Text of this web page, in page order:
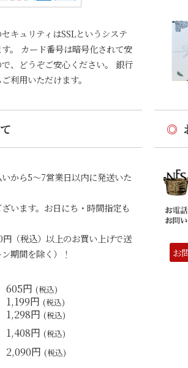
キュリティはSSLというシステ
。 カード番号は暗号化されて安
、どうぞご安心ください。 銀行
利用いただけます。
から5〜7営業日以内に発送いた
います。お日にち・時間指定も
（税込）以上のお買い上げで送
期間を除く）！
605円 (税込)
1,199円 (税込)
1,298円 (税込)
1,408円 (税込)
2,090円 (税込)
◎
お